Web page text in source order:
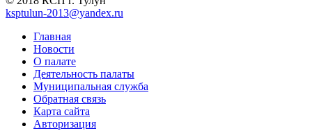
ksptulun-2013@yandex.ru
Главная
Новости
О палате
Деятельность палаты
Муниципальная служба
Обратная связь
Карта сайта
Авторизация